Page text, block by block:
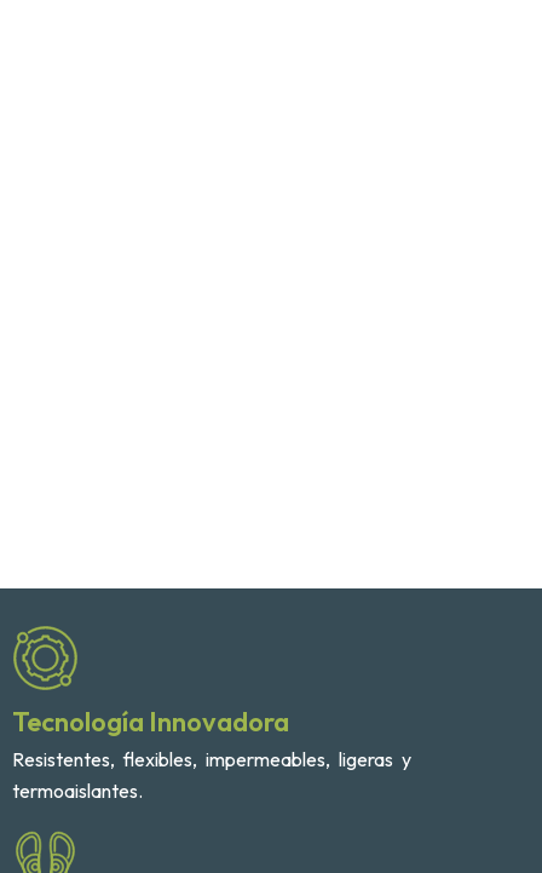
Tecnología Innovadora
Resistentes, flexibles, impermeables, ligeras y
termoaislantes.